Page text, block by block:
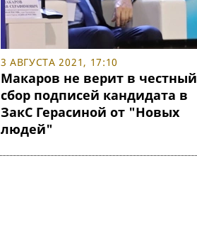
3 АВГУСТА 2021, 17:10
Макаров не верит в честный
сбор подписей кандидата в
ЗакС Герасиной от "Новых
людей"